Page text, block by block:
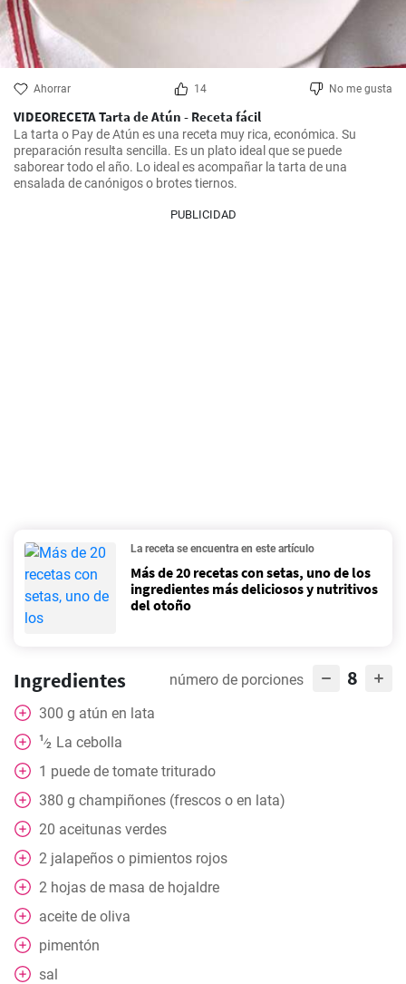
Ahorrar 14 No me gusta
VIDEORECETA Tarta de Atún - Receta fácil
La tarta o Pay de Atún es una receta muy rica, económica. Su
preparación resulta sencilla. Es un plato ideal que se puede
saborear todo el año. Lo ideal es acompañar la tarta de una
ensalada de canónigos o brotes tiernos.
PUBLICIDAD
La receta se encuentra en este artículo
Más de 20 recetas con setas, uno de los
ingredientes más deliciosos y nutritivos
del otoño
Ingredientes número de porciones 8
300 g atún en lata
1⁄2
La cebolla
1 puede de tomate triturado
380 g champiñones (frescos o en lata)
20 aceitunas verdes
2 jalapeños o pimientos rojos
2 hojas de masa de hojaldre
aceite de oliva
pimentón
sal